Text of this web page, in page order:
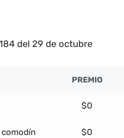
del 29 de octubre
PREMIO
$0
$0